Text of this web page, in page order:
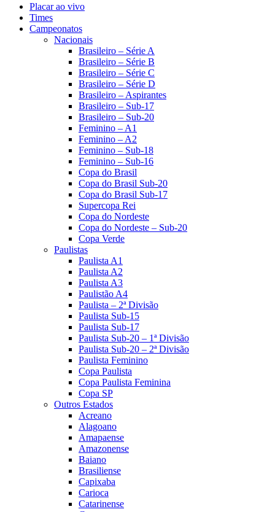
Placar ao vivo
Times
Campeonatos
Nacionais
Brasileiro – Série A
Brasileiro – Série B
Brasileiro – Série C
Brasileiro – Série D
Brasileiro – Aspirantes
Brasileiro – Sub-17
Brasileiro – Sub-20
Feminino – A1
Feminino – A2
Feminino – Sub-18
Feminino – Sub-16
Copa do Brasil
Copa do Brasil Sub-20
Copa do Brasil Sub-17
Supercopa Rei
Copa do Nordeste
Copa do Nordeste – Sub-20
Copa Verde
Paulistas
Paulista A1
Paulista A2
Paulista A3
Paulistão A4
Paulista – 2ª Divisão
Paulista Sub-15
Paulista Sub-17
Paulista Sub-20 – 1ª Divisão
Paulista Sub-20 – 2ª Divisão
Paulista Feminino
Copa Paulista
Copa Paulista Feminina
Copa SP
Outros Estados
Acreano
Alagoano
Amapaense
Amazonense
Baiano
Brasiliense
Capixaba
Carioca
Catarinense